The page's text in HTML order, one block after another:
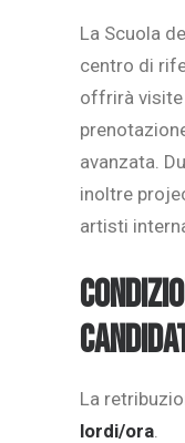
La Scuola
centro di
offrirà visite
avanzata.
inoltre
artisti
La
lordi/ora